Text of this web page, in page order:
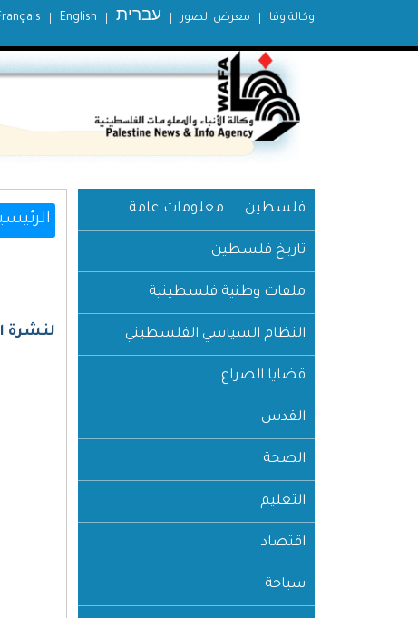
English עברית معرض الصور وكالة وفا
فلسطين ... معلومات عامة
تاريخ فلسطين
ملفات وطنية فلسطينية
النظام السياسي الفلسطيني
قضايا الصراع
القدس
الصحة
التعليم
اقتصاد
سياحة
لنشرة